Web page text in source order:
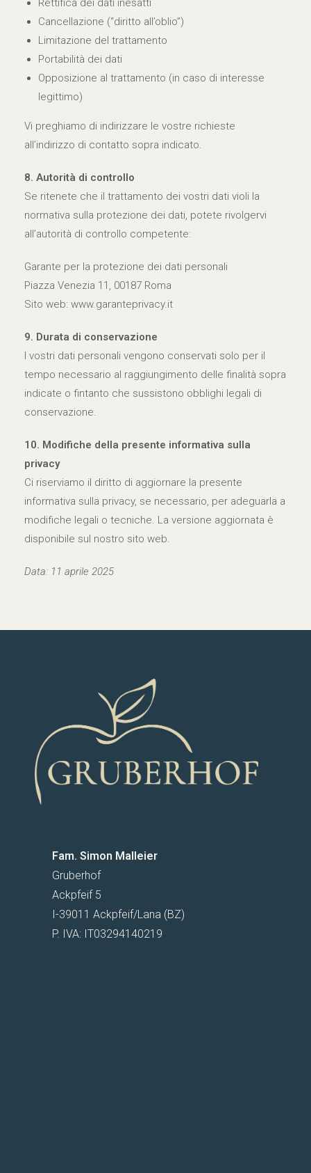
Rettifica dei dati inesatti
Cancellazione (“diritto all’oblio”)
Limitazione del trattamento
Portabilità dei dati
Opposizione al trattamento (in caso di interesse
legittimo)
Vi preghiamo di indirizzare le vostre richieste
all’indirizzo di contatto sopra indicato.
8. Autorità di controllo
Se ritenete che il trattamento dei vostri dati violi la
normativa sulla protezione dei dati, potete rivolgervi
all’autorità di controllo competente:
Garante per la protezione dei dati personali
Piazza Venezia 11, 00187 Roma
Sito web: www.garanteprivacy.it
9. Durata di conservazione
I vostri dati personali vengono conservati solo per il
tempo necessario al raggiungimento delle finalità sopra
indicate o fintanto che sussistono obblighi legali di
conservazione.
10. Modifiche della presente informativa sulla
privacy
Ci riserviamo il diritto di aggiornare la presente
informativa sulla privacy, se necessario, per adeguarla a
modifiche legali o tecniche. La versione aggiornata è
disponibile sul nostro sito web.
Data: 11 aprile 2025
Fam. Simon Malleier
Gruberhof
Ackpfeif 5
I-39011 Ackpfeif/Lana (BZ)
P. IVA: IT03294140219